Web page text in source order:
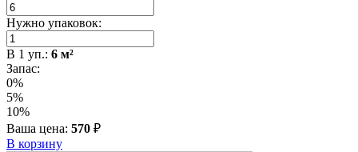
Нужно упаковок:
В 1 уп.: 6 м²
Запас:
0%
5%
10%
Ваша цена: 570 ₽
В корзину